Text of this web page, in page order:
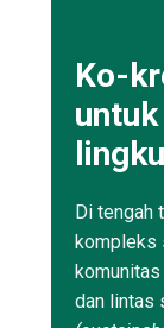
Ko-
Di tengah
kompleks
dan lintas